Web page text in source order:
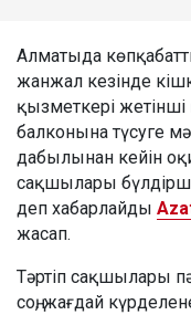
Алматыда
жанжал кезінде
қызметкері
балконына түсуге
дабылынан кейін
сақшылары
деп хабарлайды
жасап.
Тәртіп сақшылары
соң, жағдай